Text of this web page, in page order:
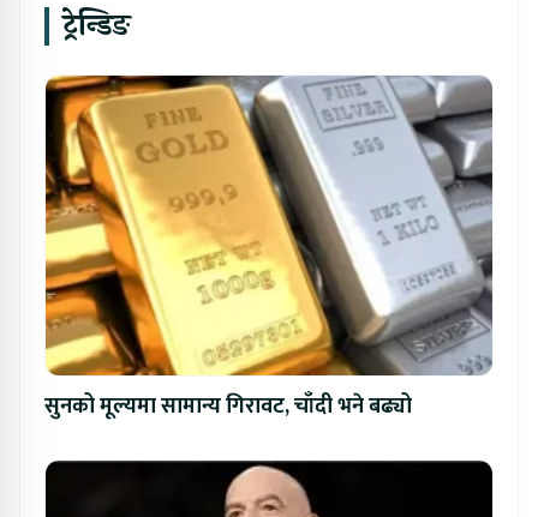
ट्रेन्डिङ
सुनको मूल्यमा सामान्य गिरावट, चाँदी भने बढ्यो